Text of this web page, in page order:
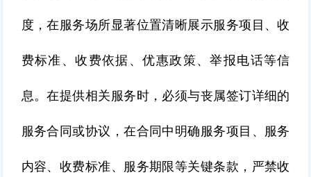
度，在服务场所显著位置清晰展示服务项目、收
费标准、收费依据、优惠政策、举报电话等信
息。在提供相关服务时，必须与丧属签订详细的
服务合同或协议，在合同中明确服务项目、服务
内容、收费标准、服务期限等关键条款，严禁收